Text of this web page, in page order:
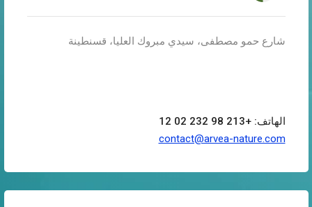
شارع حمو مصطفى، سيدي مبروك العليا، قسنطينة
الهاتف: +213 98 232 02 12
contact@arvea-nature.com